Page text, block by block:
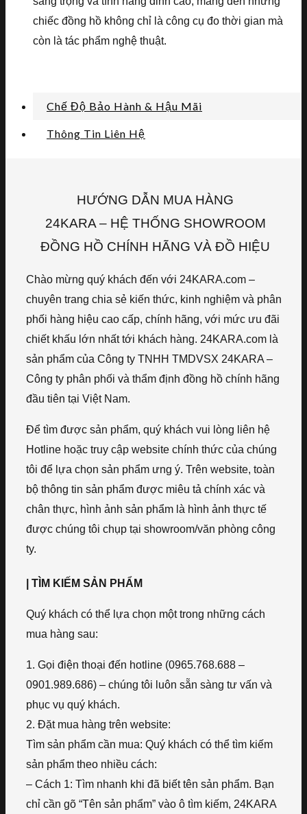
chiếc đồng hồ không chỉ là công cụ đo thời gian mà
còn là tác phẩm nghệ thuật.
Chế Độ Bảo Hành & Hậu Mãi
Thông Tin Liên Hệ
HƯỚNG DẪN MUA HÀNG
24KARA – HỆ THỐNG SHOWROOM
ĐỒNG HỒ CHÍNH HÃNG VÀ ĐỒ HIỆU
Chào mừng quý khách đến với 24KARA.com –
chuyên trang chia sẻ kiến thức, kinh nghiệm và phân
phối hàng hiệu cao cấp, chính hãng, với mức ưu đãi
chiết khấu lớn nhất tới khách hàng. 24KARA.com là
sản phẩm của Công ty TNHH TMDVSX 24KARA –
Công ty phân phối và thẩm định đồng hồ chính hãng
đầu tiên tại Việt Nam.
Để tìm được sản phẩm, quý khách vui lòng liên hệ
Hotline hoặc truy cập website chính thức của chúng
tôi để lựa chọn sản phẩm ưng ý. Trên website, toàn
bộ thông tin sản phẩm được miêu tả chính xác và
chân thực, hình ảnh sản phẩm là hình ảnh thực tế
được chúng tôi chụp tại showroom/văn phòng công
ty.
| TÌM KIẾM SẢN PHẨM
Quý khách có thể lựa chọn một trong những cách
mua hàng sau:
1. Gọi điện thoại đến hotline (0965.768.688 –
0901.989.686) – chúng tôi luôn sẵn sàng tư vấn và
phục vụ quý khách.
2. Đặt mua hàng trên website:
Tìm sản phẩm cần mua: Quý khách có thể tìm kiếm
sản phẩm theo nhiều cách:
– Cách 1: Tìm nhanh khi đã biết tên sản phẩm. Bạn
chỉ cần gõ “Tên sản phẩm” vào ô tìm kiếm, 24KARA